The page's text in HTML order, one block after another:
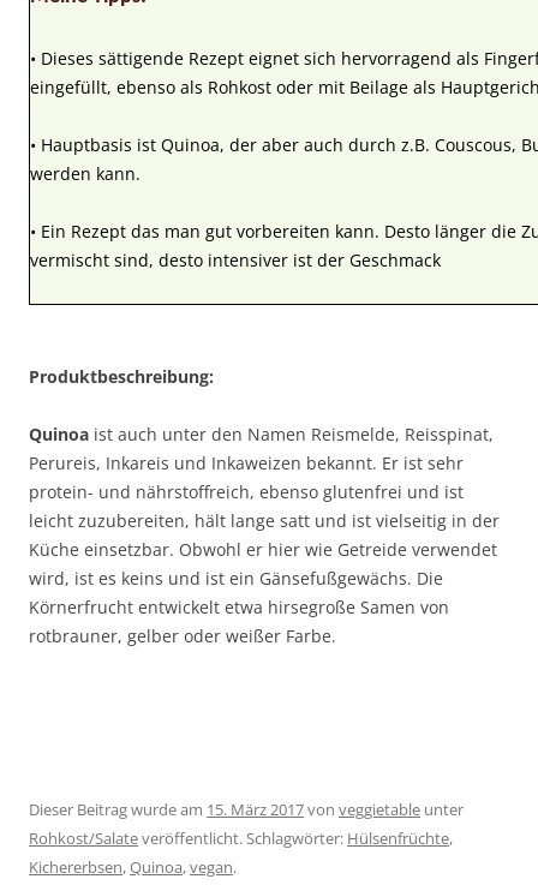
• Dieses sättigende Rezept eignet sich hervorragend als
eingefüllt, ebenso als Rohkost oder mit Beilage als
• Hauptbasis ist Quinoa, der aber auch durch z.B. Couscous,
werden kann.
• Ein Rezept das man gut vorbereiten kann. Desto länger die
vermischt sind, desto intensiver ist der Geschmack
Produktbeschreibung:
Quinoa ist auch unter den Namen Reismelde, Reisspinat,
Perureis, Inkareis und Inkaweizen bekannt. Er ist sehr
protein- und nährstoffreich, ebenso glutenfrei und ist
leicht zuzubereiten, hält lange satt und ist vielseitig in der
Küche einsetzbar. Obwohl er hier wie Getreide verwendet
wird, ist es keins und ist ein Gänsefußgewächs. Die
Körnerfrucht entwickelt etwa hirsegroße Samen von
rotbrauner, gelber oder weißer Farbe.
Dieser Beitrag wurde am 15. März 2017von veggietable unter
Rohkost/Salateveröffentlicht. Schlagwörter: Hülsenfrüchte,
Kichererbsen,Quinoa,vegan.